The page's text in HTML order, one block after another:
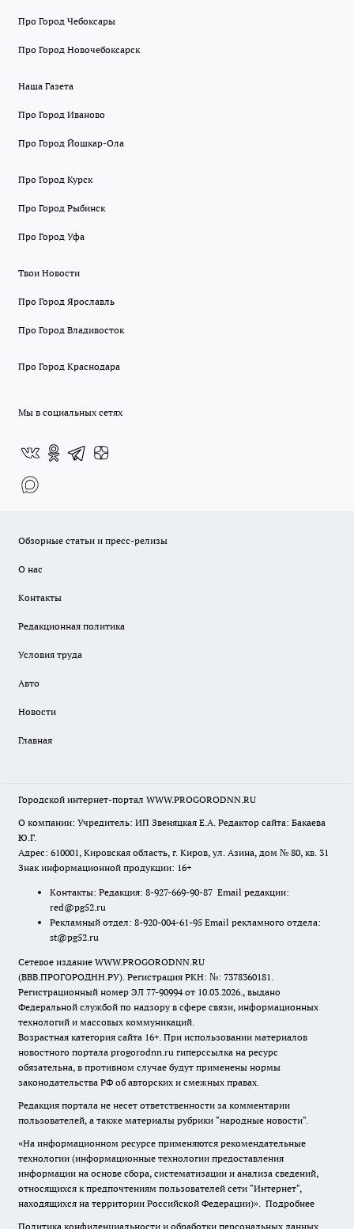
Про Город Чебоксары
Про Город Новочебоксарск
Наша Газета
Про Город Иваново
Про Город Йошкар-Ола
Про Город Курск
Про Город Рыбинск
Про Город Уфа
Твои Новости
Про Город Ярославль
Про Город Владивосток
Про Город Краснодара
Мы в социальных сетях
Обзорные статьи и пресс-релизы
О нас
Контакты
Редакционная политика
Условия труда
Авто
Новости
Главная
Городской интернет-портал WWW.PROGORODNN.RU
О компании: Учредитель: ИП Звеняцкая Е.А. Редактор сайта: Бакаева
Ю.Г.
Адрес: 610001, Кировская область, г. Киров, ул. Азина, дом № 80, кв. 31
Знак информационной продукции: 16+
Контакты: Редакция: 8-927-669-90-87 Email редакции:
red@pg52.ru
Рекламный отдел: 8-920-004-61-95 Email рекламного отдела:
st@pg52.ru
Сетевое издание WWW.PROGORODNN.RU
(ВВВ.ПРОГОРОДНН.РУ). Регистрация РКН: №: 7378360181.
Регистрационный номер ЭЛ 77-90994 от 10.03.2026., выдано
Федеральной службой по надзору в сфере связи, информационных
технологий и массовых коммуникаций.
Возрастная категория сайта 16+. При использовании материалов
новостного портала progorodnn.ru гиперссылка на ресурс
обязательна, в противном случае будут применены нормы
законодательства РФ об авторских и смежных правах.
Редакция портала не несет ответственности за комментарии
пользователей, а также материалы рубрики "народные новости".
«На информационном ресурсе применяются рекомендательные
технологии (информационные технологии предоставления
информации на основе сбора, систематизации и анализа сведений,
относящихся к предпочтениям пользователей сети "Интернет",
находящихся на территории Российской Федерации)». Подробнее
Политика конфиденциальности и обработки персональных данных